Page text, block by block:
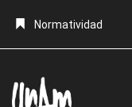
Normatividad